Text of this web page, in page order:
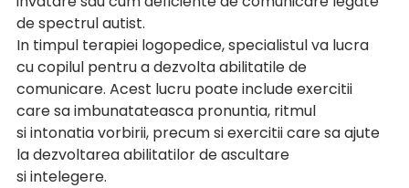
de spectrul autist.
In timpul terapiei logopedice, specialistul va lucra
cu copilul pentru a dezvolta abilitatile de
comunicare. Acest lucru poate include exercitii
care sa imbunatateasca pronuntia, ritmul
si intonatia vorbirii, precum si exercitii care sa ajute
la dezvoltarea abilitatilor de ascultare
si intelegere.